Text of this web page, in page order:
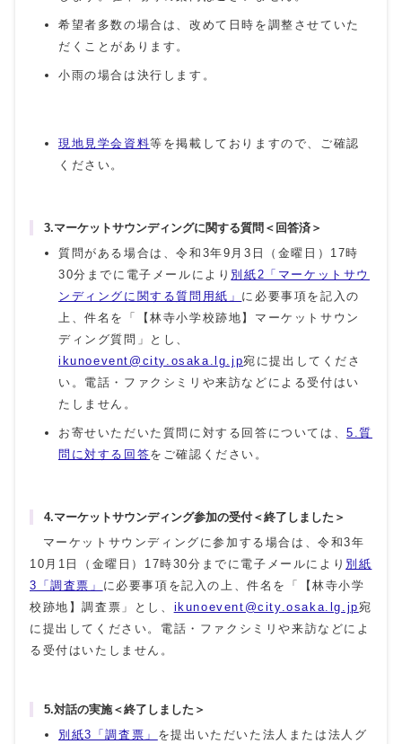
希望者多数の場合は、改めて日時を調整させていた
だくことがあります。
小雨の場合は決行します。
現地見学会資料等を掲載しておりますので、ご確認
ください。
3.マーケットサウンディングに関する質問＜回答済＞
質問がある場合は、令和3年9月3日（金曜日）17時
30分までに電子メールにより 別紙2「マーケットサウ
ンディングに関する質問用紙」 に必要事項を記入の
上、件名を「【林寺小学校跡地】マーケットサウン
ディング質問」とし、
ikunoevent@city.osaka.lg.jp宛に提出してくださ
い。電話・ファクシミリや来訪などによる受付はい
たしません。
お寄せいただいた質問に対する回答については、5.質
問に対する回答をご確認ください。
4.マーケットサウンディング参加の受付＜終了しました＞
マーケットサウンディングに参加する場合は、令和3年
10月1日（金曜日）17時30分までに電子メールにより 別紙
3「調査票」 に必要事項を記入の上、件名を「【林寺小学
校跡地】調査票」とし、 ikunoevent@city.osaka.lg.jp宛
に提出してください。電話・ファクシミリや来訪などによ
る受付はいたしません。
5.対話の実施＜終了しました＞
別紙3「調査票」 を提出いただいた法人または法人グ